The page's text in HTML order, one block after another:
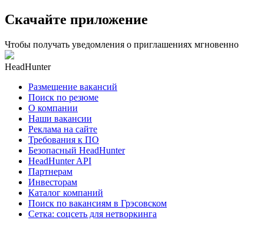
Скачайте приложение
Чтобы получать уведомления о приглашениях мгновенно
HeadHunter
Размещение вакансий
Поиск по резюме
О компании
Наши вакансии
Реклама на сайте
Требования к ПО
Безопасный HeadHunter
HeadHunter API
Партнерам
Инвесторам
Каталог компаний
Поиск по вакансиям в Грэсовском
Сетка: соцсеть для нетворкинга